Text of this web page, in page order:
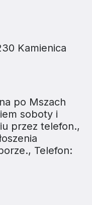
Kamienica
po Mszach
soboty i
przez telefon.,
Telefon: